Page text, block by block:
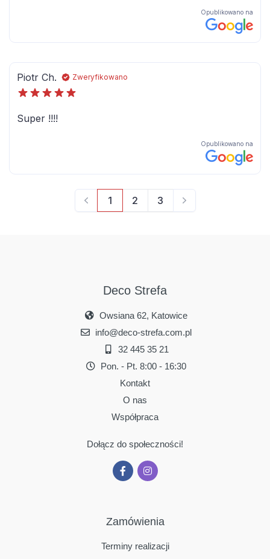
Deco Strefa
Owsiana 62, Katowice
info@deco-strefa.com.pl
32 445 35 21
Pon. - Pt. 8:00 - 16:30
Kontakt
O nas
Współpraca
Dołącz do społeczności!
Zamówienia
Terminy realizacji